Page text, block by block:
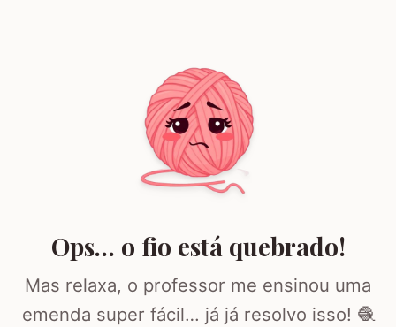
Ops… o fio está quebrado!
Mas relaxa, o professor me ensinou uma
emenda super fácil… já já resolvo isso! 🧶